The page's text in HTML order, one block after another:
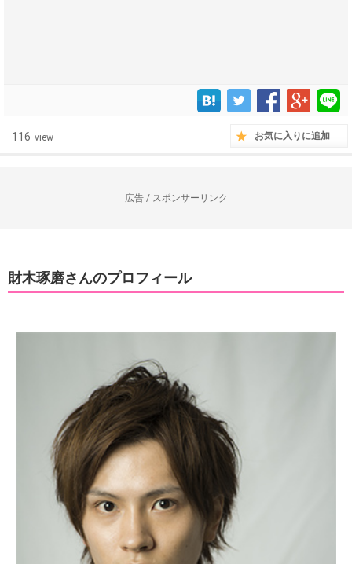
------------------------------------------------------------------
116 view お気に入りに追加
広告 / スポンサーリンク
財木琢磨さんのプロフィール